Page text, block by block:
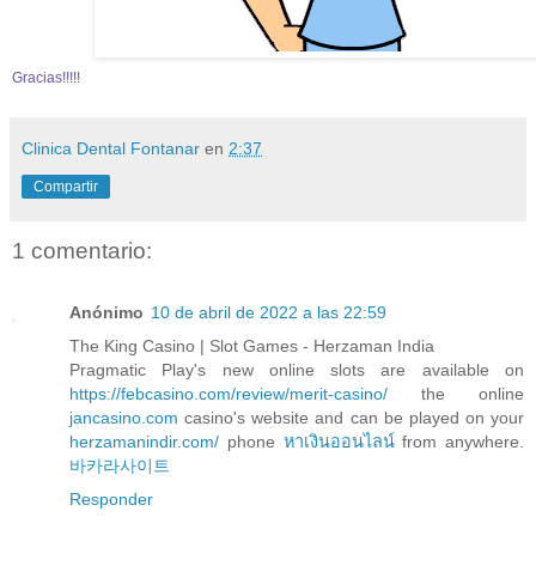
Gracias!!!!!
Clinica Dental Fontanar en 2:37
Compartir
1 comentario:
Anónimo 10 de abril de 2022 a las 22:59
The King Casino | Slot Games - Herzaman India
Pragmatic Play's new online slots are available on
https://febcasino.com/review/merit-casino/ the online
jancasino.com casino's website and can be played on your
herzamanindir.com/ phone หาเงินออนไลน์from anywhere.
바카라사이트
Responder